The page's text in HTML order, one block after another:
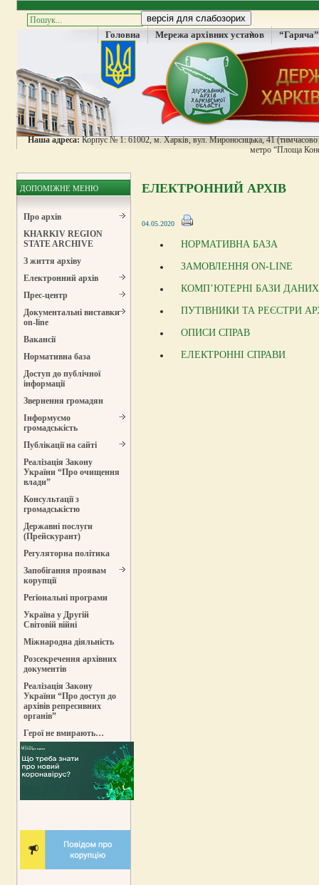
Головна Мережа архівних установ
Наша адреса:Корпус № 1: 61002, м. Харків, вул. Мироносицька, 41
метро “Площа
ДОПОМІЖНЕ МЕНЮ
Про архів
KHARKIV REGION
STATE ARCHIVE
З життя архіву
Електронний архів
Прес-центр
Документальні виставки
on-line
Вакансії
Нормативна база
Доступ до публічної
інформації
Звернення громадян
Інформуємо
громадськість
Публікації на сайті
Реалізація Закону
України “Про очищення
влади”
Консультації з
громадськістю
Державні послуги
(Прейскурант)
Регуляторна політика
Запобігання проявам
корупції
Регіональні програми
Україна у Другій
Світовій війні
Міжнародна діяльність
Розсекречення архівних
документів
Реалізація Закону
України “Про доступ до
архівів репресивних
органів”
Герої не вмирають…
ЕЛЕКТРОННИЙ АРХІВ
04.05.2020
НОРМАТИВНА БАЗА
ЗАМОВЛЕННЯ ON-LINE
КОМП’ЮТЕРНІ БАЗИ ДАНИХ
ПУТІВНИКИ ТА РЕЄСТРИ
ОПИСИ СПРАВ
ЕЛЕКТРОННІ СПРАВИ